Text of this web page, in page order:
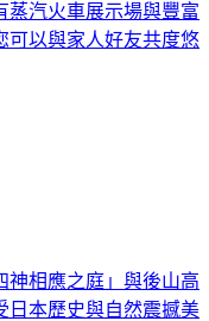
蒸汽火車展示場與豐富
可以與家人好友共度悠
神相應之庭」與後山高
日本歷史與自然震撼美